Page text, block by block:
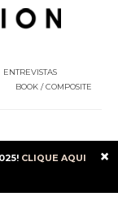
ENTREVISTAS
BOOK / COMPOSITE
×
CLIQUE AQUI